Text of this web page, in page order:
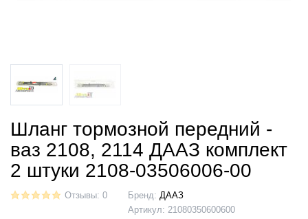
Шланг тормозной передний -
ваз 2108, 2114 ДААЗ комплект
2 штуки 2108-03506006-00
Отзывы: 0 Бренд: ДААЗ
Артикул: 21080350600600